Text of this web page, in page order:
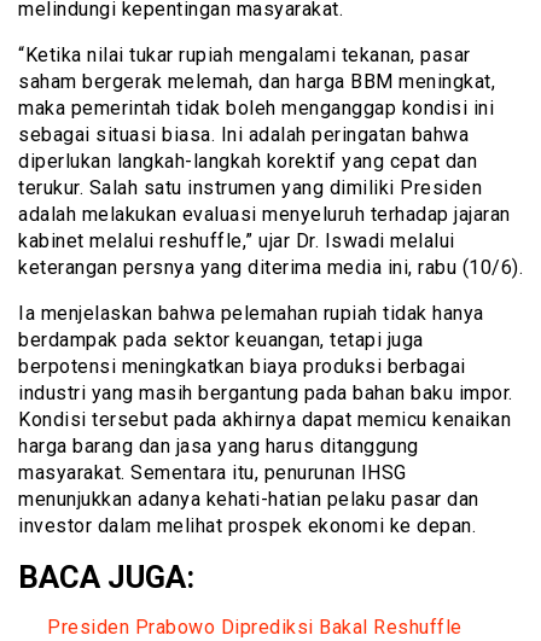
melindungi kepentingan masyarakat.
“Ketika nilai tukar rupiah mengalami tekanan, pasar
saham bergerak melemah, dan harga BBM meningkat,
maka pemerintah tidak boleh menganggap kondisi ini
sebagai situasi biasa. Ini adalah peringatan bahwa
diperlukan langkah-langkah korektif yang cepat dan
terukur. Salah satu instrumen yang dimiliki Presiden
adalah melakukan evaluasi menyeluruh terhadap jajaran
kabinet melalui reshuffle,” ujar Dr. Iswadi melalui
keterangan persnya yang diterima media ini, rabu (10/6).
Ia menjelaskan bahwa pelemahan rupiah tidak hanya
berdampak pada sektor keuangan, tetapi juga
berpotensi meningkatkan biaya produksi berbagai
industri yang masih bergantung pada bahan baku impor.
Kondisi tersebut pada akhirnya dapat memicu kenaikan
harga barang dan jasa yang harus ditanggung
masyarakat. Sementara itu, penurunan IHSG
menunjukkan adanya kehati-hatian pelaku pasar dan
investor dalam melihat prospek ekonomi ke depan.
BACA JUGA:
Presiden Prabowo Diprediksi Bakal Reshuffle